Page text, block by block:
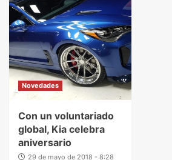
Novedades
Con un voluntariado
global, Kia celebra
aniversario
29 de mayo de 2018 - 8:28